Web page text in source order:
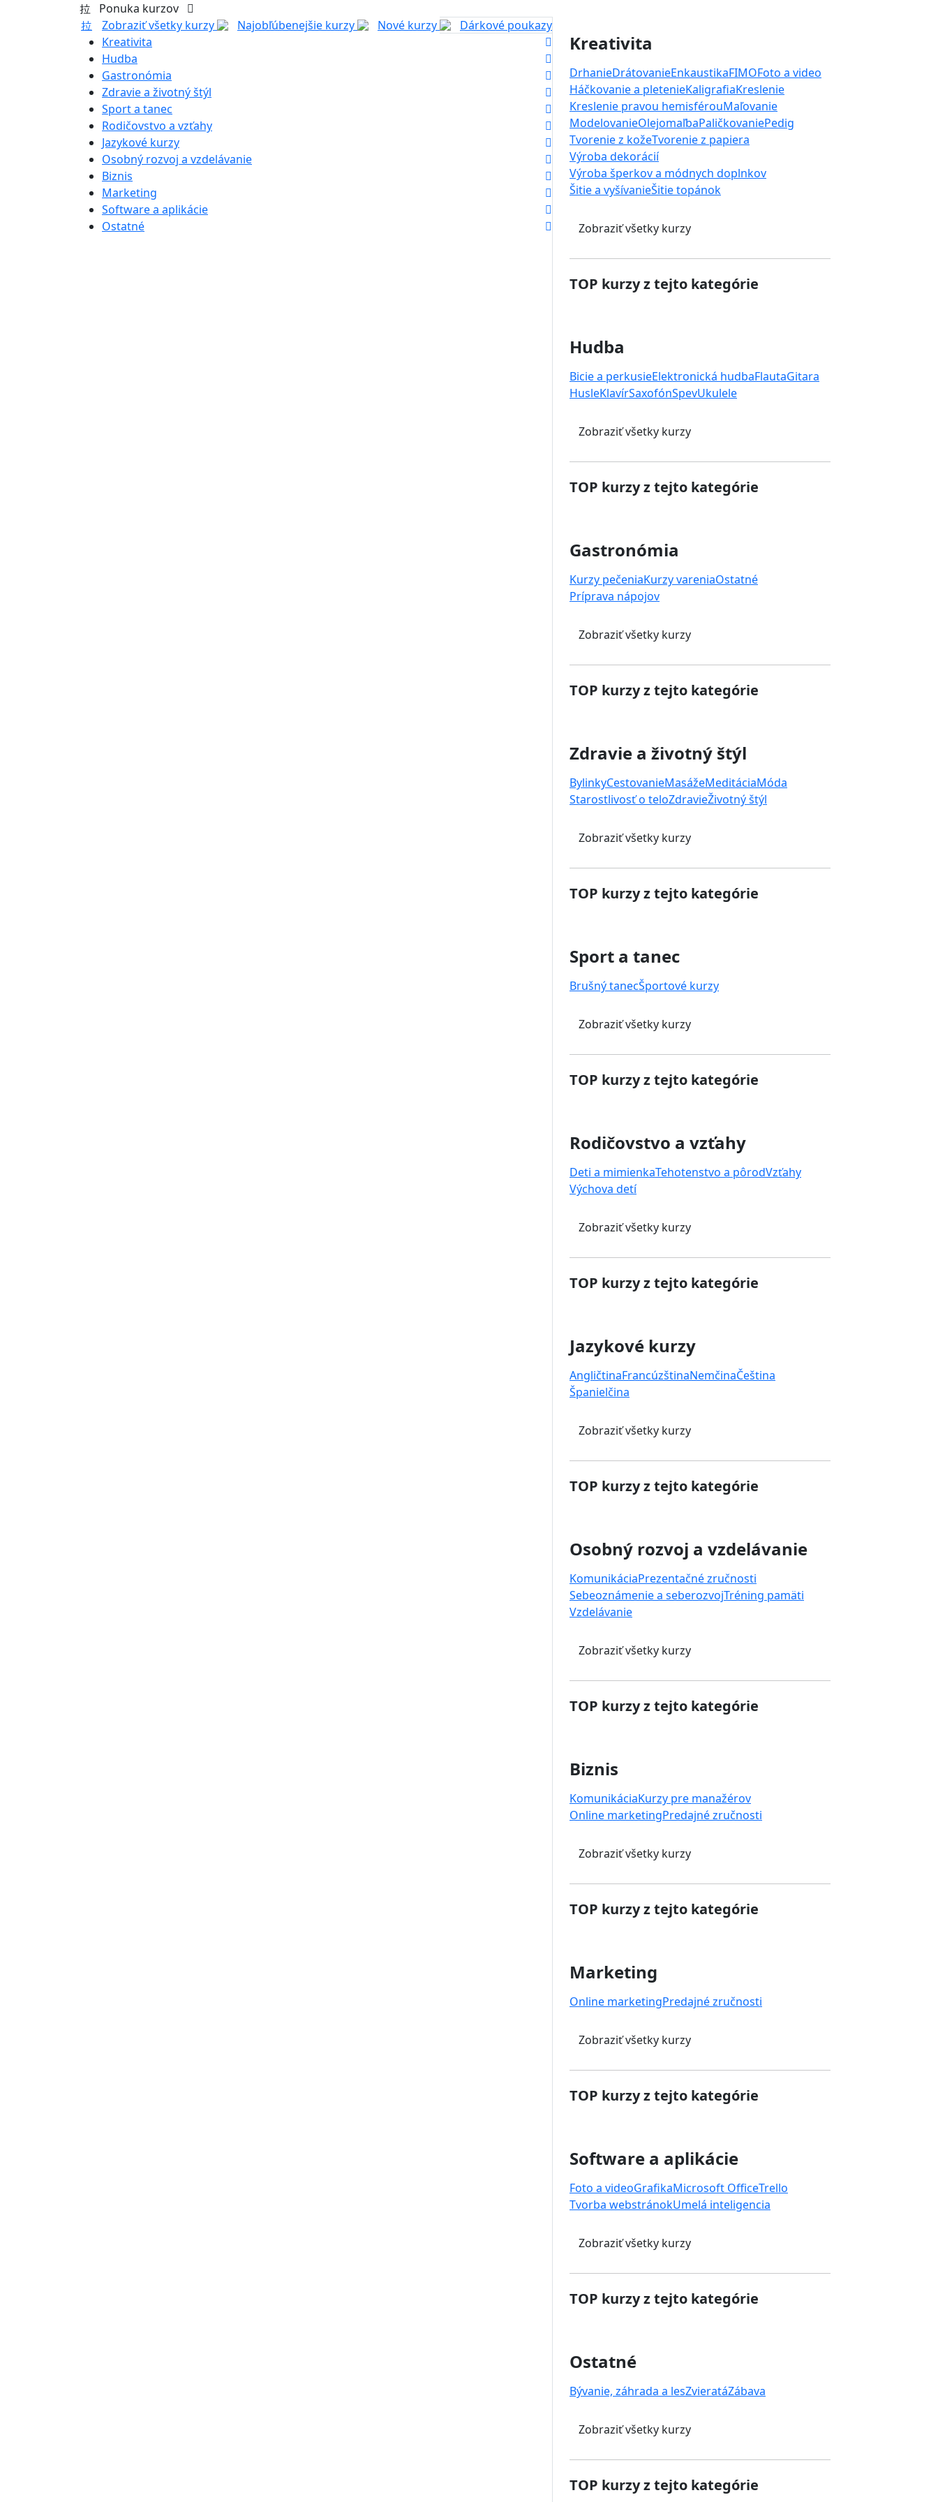
Ponuka kurzov
Zobraziť všetky kurzy
Najobľúbenejšie kurzy Nové kurzy
Dárkové poukazy
Kreativita
Hudba
Gastronómia
Zdravie a životný štýl
Sport a tanec
Rodičovstvo a vzťahy
Jazykové kurzy
Osobný rozvoj a vzdelávanie
Biznis
Marketing
Software a aplikácie
Ostatné
Kreativita
DrhanieDrátovanieEnkaustikaFIMOFoto a video
Háčkovanie a pletenieKaligrafiaKreslenie
Kreslenie pravou hemisférouMaľovanie
ModelovanieOlejomaľbaPaličkovaniePedig
Tvorenie z kožeTvorenie z papiera
Výroba dekorácií
Výroba šperkov a módnych doplnkov
Šitie a vyšívanieŠitie topánok
Zobraziť všetky kurzy
TOP kurzy z tejto kategórie
Hudba
Bicie a perkusieElektronická hudbaFlautaGitara
HusleKlavírSaxofónSpevUkulele
Zobraziť všetky kurzy
TOP kurzy z tejto kategórie
Gastronómia
Kurzy pečeniaKurzy vareniaOstatné
Príprava nápojov
Zobraziť všetky kurzy
TOP kurzy z tejto kategórie
Zdravie a životný štýl
BylinkyCestovanieMasážeMeditáciaMóda
Starostlivosť o teloZdravieŽivotný štýl
Zobraziť všetky kurzy
TOP kurzy z tejto kategórie
Sport a tanec
Brušný tanecŠportové kurzy
Zobraziť všetky kurzy
TOP kurzy z tejto kategórie
Rodičovstvo a vzťahy
Deti a mimienkaTehotenstvo a pôrodVzťahy
Výchova detí
Zobraziť všetky kurzy
TOP kurzy z tejto kategórie
Jazykové kurzy
AngličtinaFrancúzštinaNemčinaČeština
Španielčina
Zobraziť všetky kurzy
TOP kurzy z tejto kategórie
Osobný rozvoj a vzdelávanie
KomunikáciaPrezentačné zručnosti
Sebeoznámenie a seberozvojTréning pamäti
Vzdelávanie
Zobraziť všetky kurzy
TOP kurzy z tejto kategórie
Biznis
KomunikáciaKurzy pre manažérov
Online marketingPredajné zručnosti
Zobraziť všetky kurzy
TOP kurzy z tejto kategórie
Marketing
Online marketingPredajné zručnosti
Zobraziť všetky kurzy
TOP kurzy z tejto kategórie
Software a aplikácie
Foto a videoGrafikaMicrosoft OfficeTrello
Tvorba webstránokUmelá inteligencia
Zobraziť všetky kurzy
TOP kurzy z tejto kategórie
Ostatné
Bývanie, záhrada a lesZvieratáZábava
Zobraziť všetky kurzy
TOP kurzy z tejto kategórie